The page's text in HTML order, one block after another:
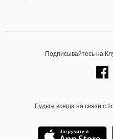
Подписывайтесь на
Будьте всегда на связи